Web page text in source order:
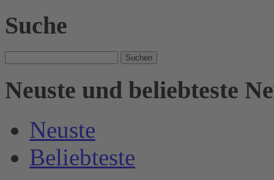
Suche
nach:
Neuste und beliebteste
Neuste
Beliebteste